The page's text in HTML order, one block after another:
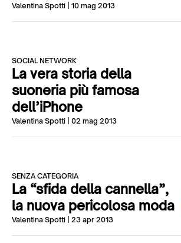
Valentina Spotti | 10 mag 2013
SOCIAL NETWORK
La vera storia della
suoneria più famosa
dell’iPhone
Valentina Spotti | 02 mag 2013
SENZA CATEGORIA
La “sfida della cannella”,
la nuova pericolosa moda
Valentina Spotti | 23 apr 2013